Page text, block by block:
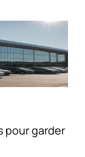
pour garder